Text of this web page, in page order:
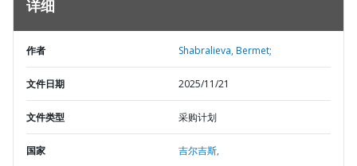
详细
作者 Shabralieva, Bermet;
文件日期 2025/11/21
文件类型 采购计划
国家 吉尔吉斯,